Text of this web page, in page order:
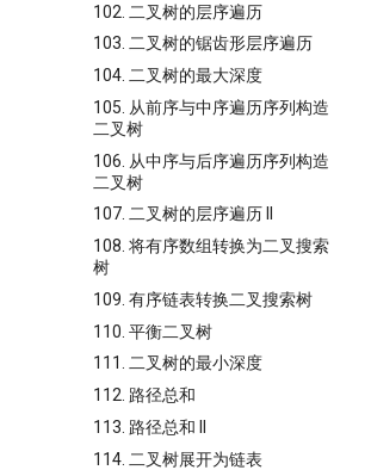
102. 二叉树的层序遍历
103. 二叉树的锯齿形层序遍历
104. 二叉树的最大深度
105. 从前序与中序遍历序列构造
二叉树
106. 从中序与后序遍历序列构造
二叉树
107. 二叉树的层序遍历 II
108. 将有序数组转换为二叉搜索
树
109. 有序链表转换二叉搜索树
110. 平衡二叉树
111. 二叉树的最小深度
112. 路径总和
113. 路径总和 II
114. 二叉树展开为链表